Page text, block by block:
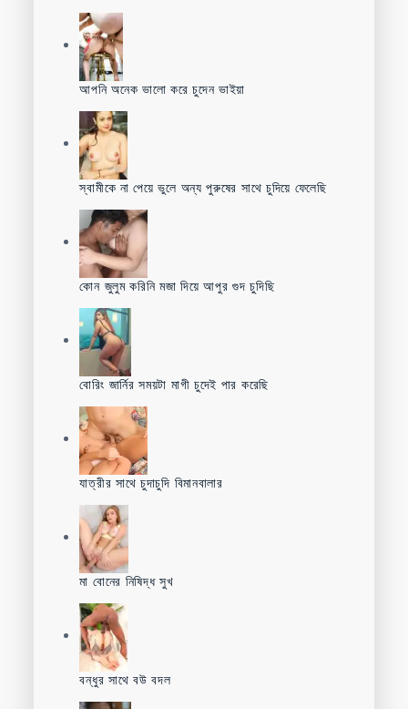
আপনি অনেক ভালো করে চুদেন ভাইয়া
স্বামীকে না পেয়ে ভুলে অন্য পুরুষের সাথে চুদিয়ে ফেলেছি
কোন জুলুম করিনি মজা দিয়ে আপুর গুদ চুদিছি
বোরিং জার্নির সময়টা মাগী চুদেই পার করেছি
যাত্রীর সাথে চুদাচুদি বিমানবালার
মা বোনের নিষিদ্ধ সুখ
বন্ধুর সাথে বউ বদল